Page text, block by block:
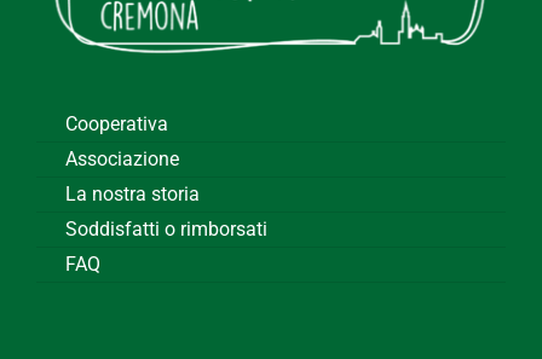
Cooperativa
Associazione
La nostra storia
Soddisfatti o rimborsati
FAQ